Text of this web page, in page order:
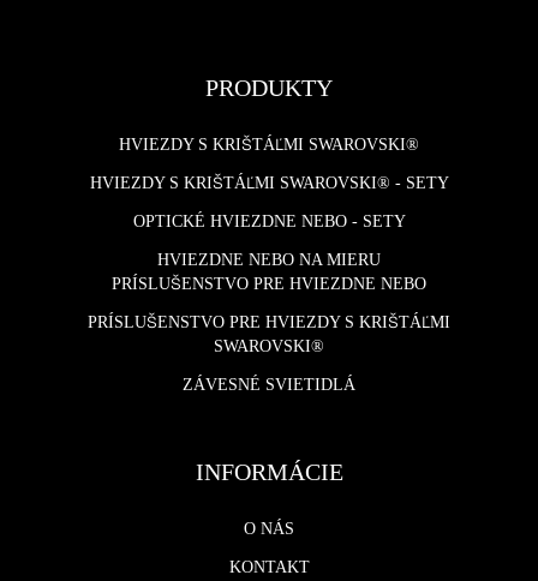
PRODUKTY
HVIEZDY S KRIŠTÁĽMI SWAROVSKI®
HVIEZDY S KRIŠTÁĽMI SWAROVSKI® - SETY
OPTICKÉ HVIEZDNE NEBO - SETY
HVIEZDNE NEBO NA MIERU
PRÍSLUŠENSTVO PRE HVIEZDNE NEBO
PRÍSLUŠENSTVO PRE HVIEZDY S KRIŠTÁĽMI
SWAROVSKI®
ZÁVESNÉ SVIETIDLÁ
INFORMÁCIE
O NÁS
KONTAKT